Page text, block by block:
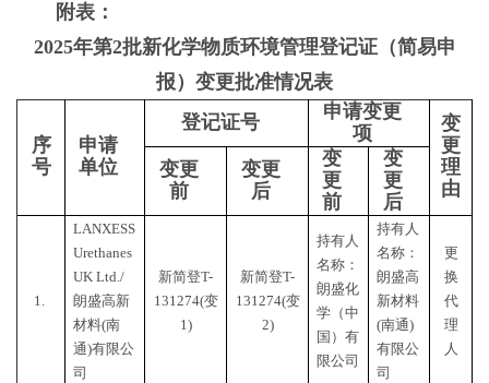
附表：
2025年第2批新化学物质环境管理登记证（简易申
报）变更批准情况表
序
号
申请
单位
登记证号
申请变更
项
变
更
理
由
变更
前
变更
后
变
更
前
变
更
后
1.
LANXESS
Urethanes
UK Ltd./
朗盛高新
材料(南
通)有限公
司
新简登T-
131274(变
1)
新简登T-
131274(变
2)
持有人
名称：
朗盛化
学（中
国）有
限公司
持有人
名称：
朗盛高
新材料
(南通)
有限公
司
更
换
代
理
人